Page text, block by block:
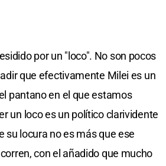
por un "loco". No son pocos
que efectivamente Milei es un
pantano en el que estamos
un loco es un político clarividente
su locura no es más que ese
con el añadido que mucho